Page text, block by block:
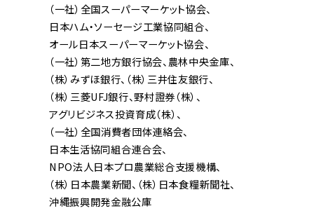
（一社）全国スーパーマーケット協会
日本ハム・ソーセージ工業協同組合
オール日本スーパーマーケット協会
（一社）第二地方銀行協会 農林中央金庫
（株）みずほ銀行 （株）三井住友銀行
（株）三菱UFJ銀行 野村證券（株）
アグリビジネス投資育成（株）
（一社）全国消費者団体連絡会
日本生活協同組合連合会
NPO法人日本プロ農業総合支援機構
（株）日本農業新聞 （株）日本食糧新聞社
沖縄振興開発金融公庫